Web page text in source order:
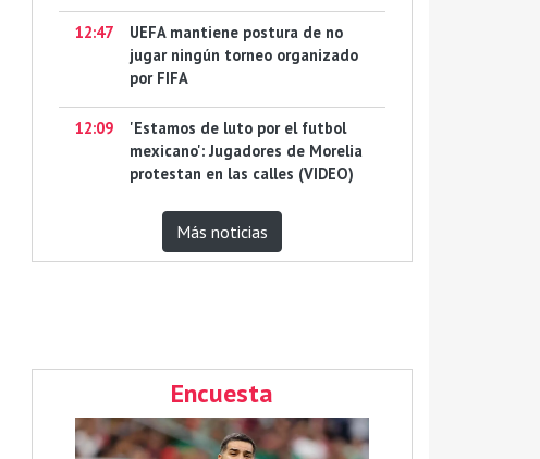
12:47
UEFA mantiene postura de no
jugar ningún torneo organizado
por FIFA
12:09
'Estamos de luto por el futbol
mexicano': Jugadores de Morelia
protestan en las calles (VIDEO)
Más noticias
Encuesta